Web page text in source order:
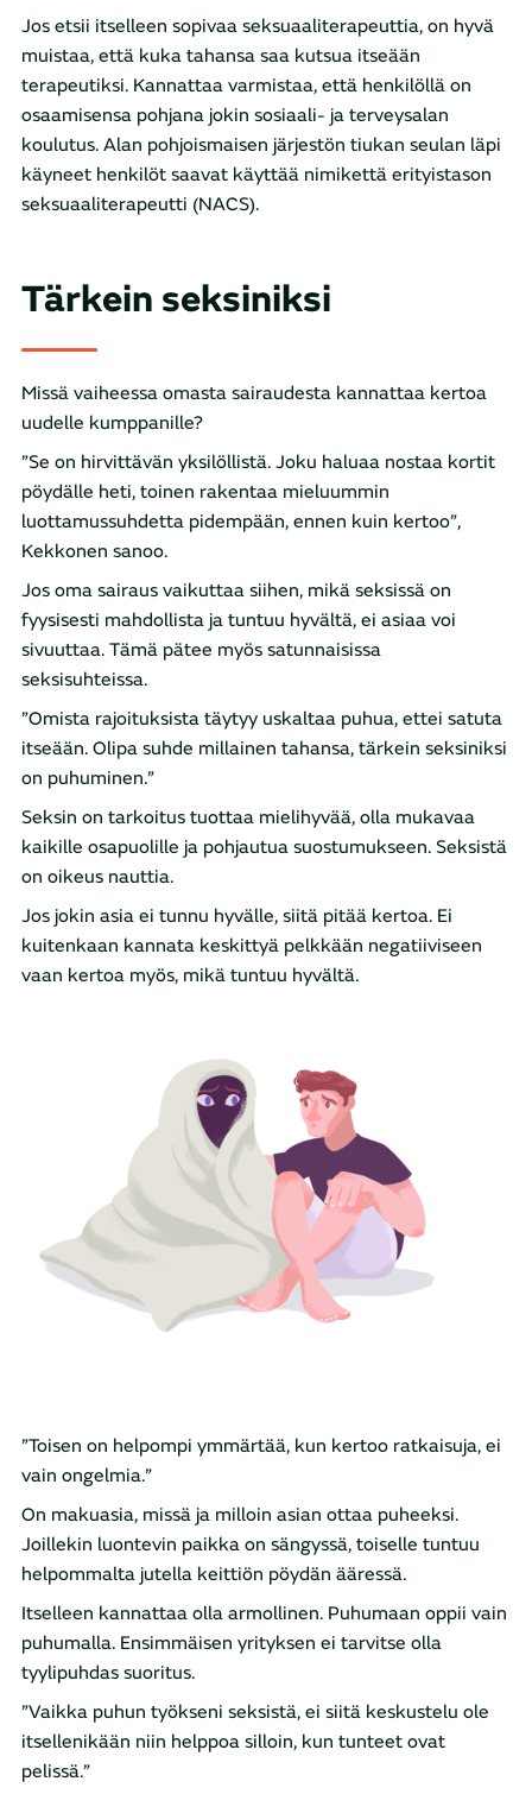
Jos etsii itselleen sopivaa seksuaaliterapeuttia, on hyvä
muistaa, että kuka tahansa saa kutsua itseään
terapeutiksi. Kannattaa varmistaa, että henkilöllä on
osaamisensa pohjana jokin sosiaali- ja terveysalan
koulutus. Alan pohjoismaisen järjestön tiukan seulan läpi
käyneet henkilöt saavat käyttää nimikettä erityistason
seksuaaliterapeutti (NACS).
Tärkein seksiniksi
Missä vaiheessa omasta sairaudesta kannattaa kertoa
uudelle kumppanille?
”Se on hirvittävän yksilöllistä. Joku haluaa nostaa kortit
pöydälle heti, toinen rakentaa mieluummin
luottamussuhdetta pidempään, ennen kuin kertoo”,
Kekkonen sanoo.
Jos oma sairaus vaikuttaa siihen, mikä seksissä on
fyysisesti mahdollista ja tuntuu hyvältä, ei asiaa voi
sivuuttaa. Tämä pätee myös satunnaisissa
seksisuhteissa.
”Omista rajoituksista täytyy uskaltaa puhua, ettei satuta
itseään. Olipa suhde millainen tahansa, tärkein seksiniksi
on puhuminen.”
Seksin on tarkoitus tuottaa mielihyvää, olla mukavaa
kaikille osapuolille ja pohjautua suostumukseen. Seksistä
on oikeus nauttia.
Jos jokin asia ei tunnu hyvälle, siitä pitää kertoa. Ei
kuitenkaan kannata keskittyä pelkkään negatiiviseen
vaan kertoa myös, mikä tuntuu hyvältä.
”Toisen on helpompi ymmärtää, kun kertoo ratkaisuja, ei
vain ongelmia.”
On makuasia, missä ja milloin asian ottaa puheeksi.
Joillekin luontevin paikka on sängyssä, toiselle tuntuu
helpommalta jutella keittiön pöydän ääressä.
Itselleen kannattaa olla armollinen. Puhumaan oppii vain
puhumalla. Ensimmäisen yrityksen ei tarvitse olla
tyylipuhdas suoritus.
”Vaikka puhun työkseni seksistä, ei siitä keskustelu ole
itsellenikään niin helppoa silloin, kun tunteet ovat
pelissä.”